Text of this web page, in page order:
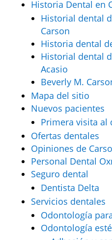
Historia Dental en
Historial dental
Carson
Historia dental
Historial dental
Acasio
Beverly M.
Mapa del sitio
Nuevos pacientes
Primera visita al
Ofertas dentales
Opiniones de
Personal Dental
Seguro dental
Dentista Delta
Servicios dentales
Odontología
Odontología